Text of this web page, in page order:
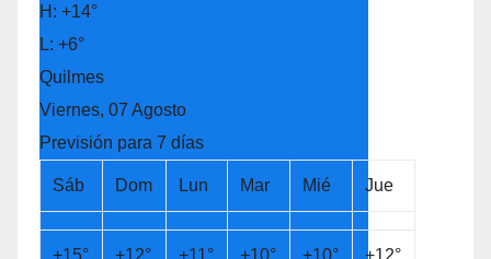
H: +14°
L: +6°
Quilmes
Viernes, 07 Agosto
Previsión para 7 días
Sáb Dom Lun Mar Mié Jue
+15° +12° +11° +10° +10° +12°